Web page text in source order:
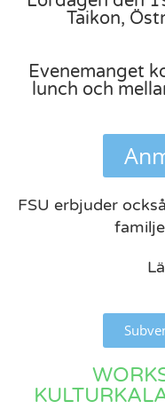
Taikon,
Evenemanget
lunch och
FSU erbjuder